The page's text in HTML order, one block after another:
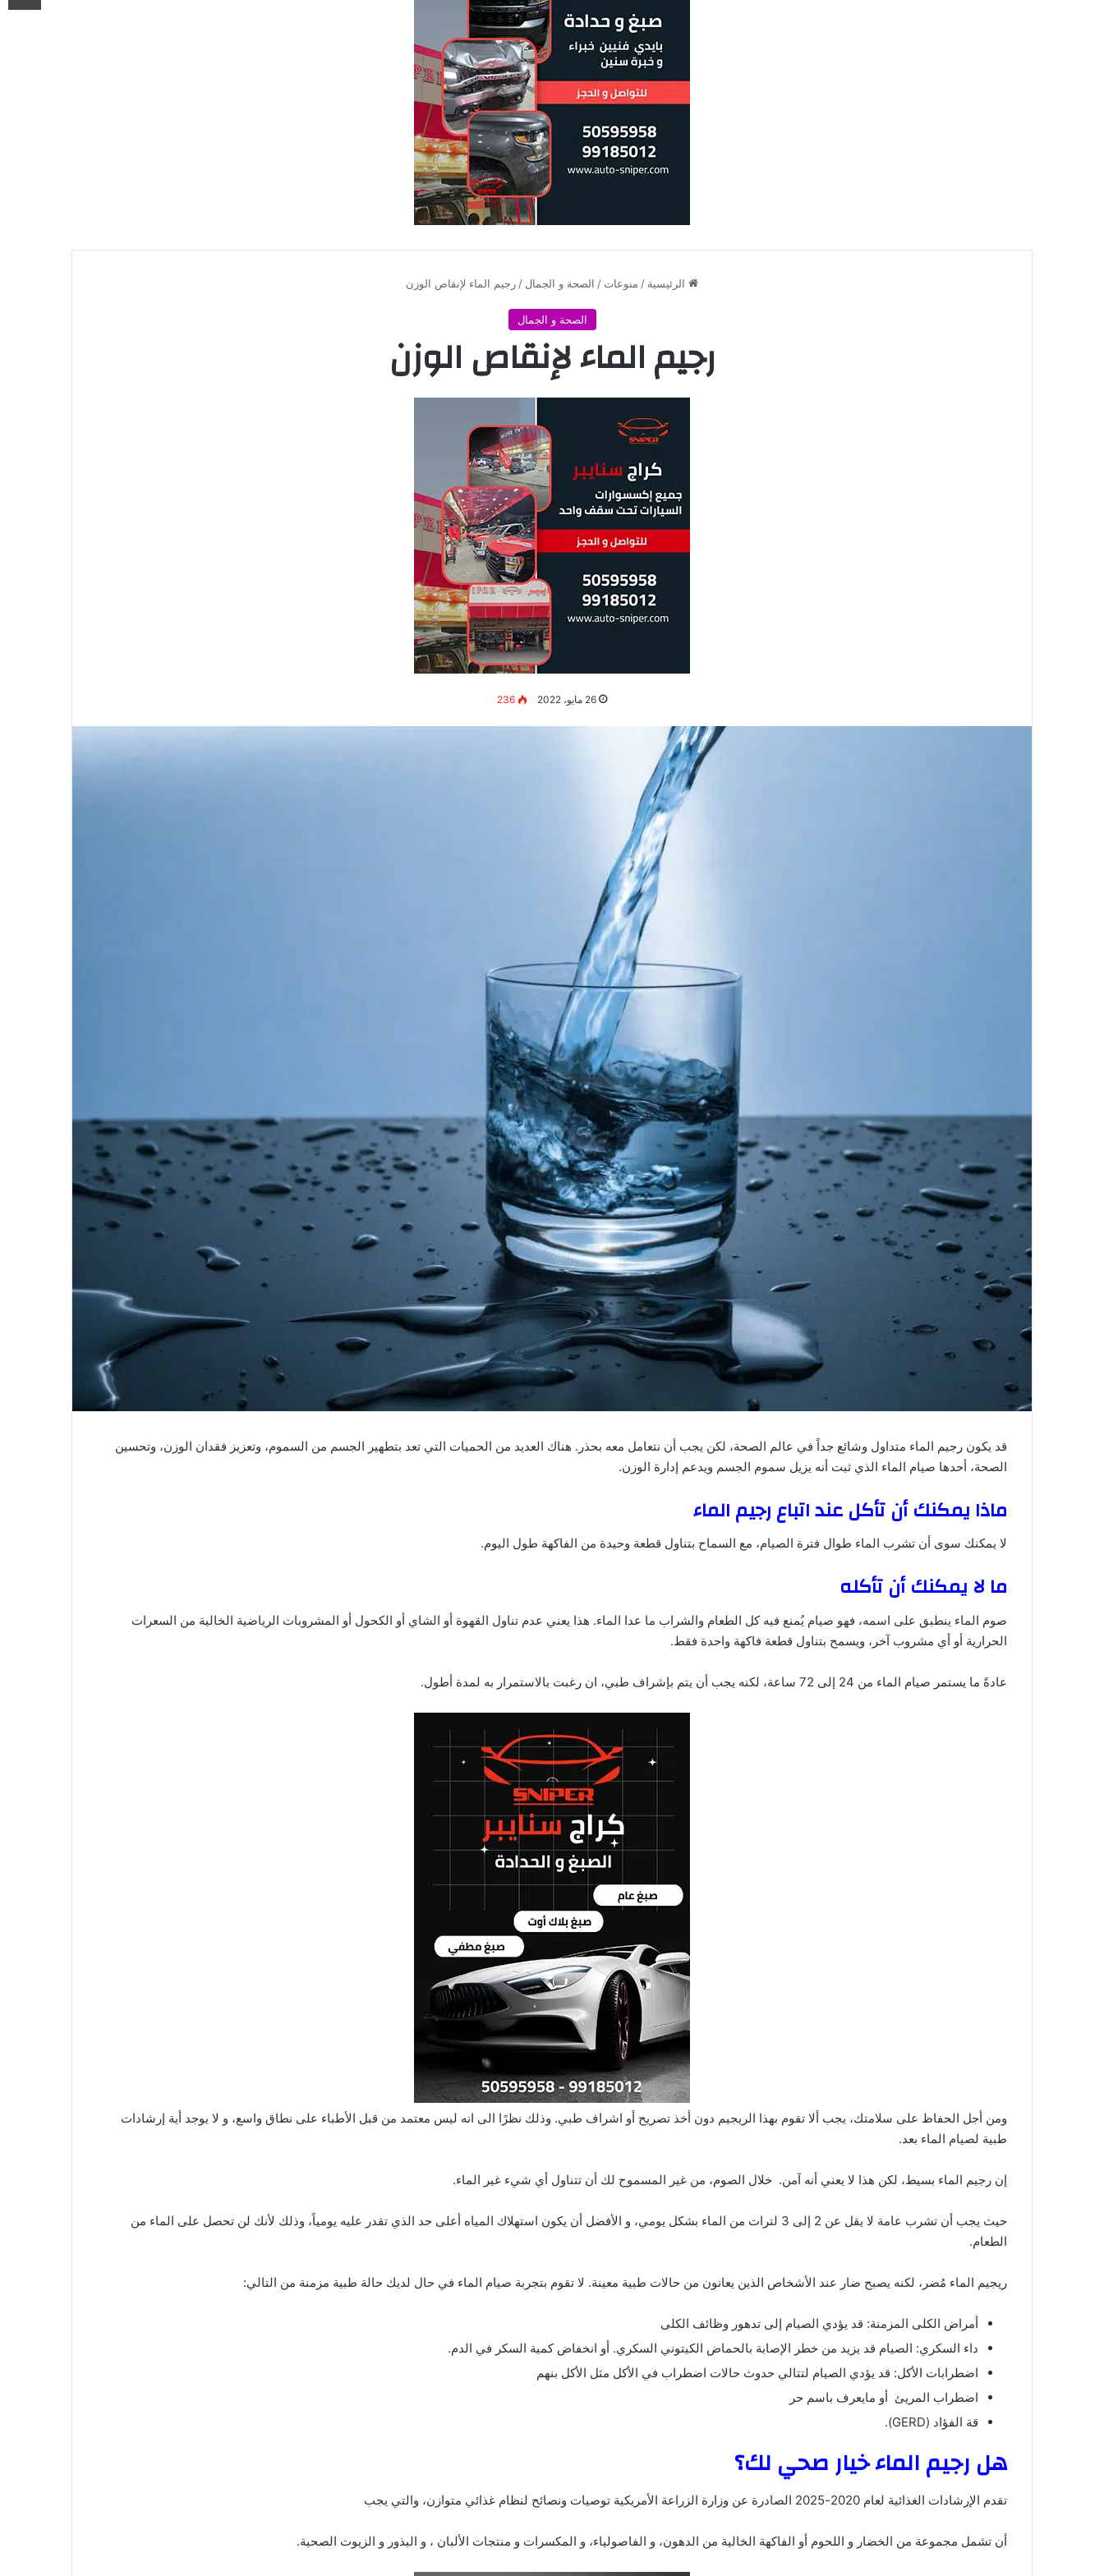
الرئيسية / منوعات / الصحة و الجمال / رجيم الماء لإنقاص الوزن
الصحة و الجمال
رجيم الماء لإنقاص الوزن
26 مايو، 2022 236
قد يكون رجيم الماء متداول وشائع جداً في عالم الصحة، لكن يجب أن نتعامل معه بحذر. هناك العديد من الحميات التي تعد بتطهير الجسم من السموم، وتعزيز فقدان الوزن، وتحسين
الصحة، أحدها صيام الماء الذي ثبت أنه يزيل سموم الجسم ويدعم إدارة الوزن.
ماذا يمكنك أن تأكل عند اتباع رجيم الماء
لا يمكنك سوى أن تشرب الماء طوال فترة الصيام، مع السماح بتناول قطعة وحيدة من الفاكهة طول اليوم.
ما لا يمكنك أن تأكله
صوم الماء ينطبق على اسمه، فهو صيام يُمنع فيه كل الطعام والشراب ما عدا الماء. هذا يعني عدم تناول القهوة أو الشاي أو الكحول أو المشروبات الرياضية الخالية من السعرات
الحرارية أو أي مشروب آخر، ويسمح بتناول قطعة فاكهة واحدة فقط.
عادةً ما يستمر صيام الماء من 24 إلى 72 ساعة، لكنه يجب أن يتم بإشراف طبي، ان رغبت بالاستمرار به لمدة أطول.
ومن أجل الحفاظ على سلامتك، يجب ألا تقوم بهذا الريجيم دون أخذ تصريح أو اشراف طبي. وذلك نظرًا الى انه ليس معتمد من قبل الأطباء على نطاق واسع، و لا يوجد أية إرشادات
طبية لصيام الماء بعد.
إن رجيم الماء بسيط، لكن هذا لا يعني أنه آمن. خلال الصوم، من غير المسموح لك أن تتناول أي شيء غير الماء.
حيث يجب أن تشرب عامة لا يقل عن 2 إلى 3 لترات من الماء بشكل يومي، و الأفضل أن يكون استهلاك المياه أعلى حد الذي تقدر عليه يومياً، وذلك لأنك لن تحصل على الماء من
الطعام.
ريجيم الماء مُضر، لكنه يصبح ضار عند الأشخاص الذين يعانون من حالات طبية معينة. لا تقوم بتجربة صيام الماء في حال لديك حالة طبية مزمنة من التالي:
أمراض الكلى المزمنة: قد يؤدي الصيام إلى تدهور وظائف الكلى
داء السكري: الصيام قد يزيد من خطر الإصابة بالحماض الكيتوني السكري. أو انخفاض كمية السكر في الدم.
اضطرابات الأكل: قد يؤدي الصيام لتتالي حدوث حالات اضطراب في الأكل مثل الأكل بنهم
اضطراب المريئ أو مايعرف باسم حر
قة الفؤاد (GERD).
هل رجيم الماء خيار صحي لك؟
تقدم الإرشادات الغذائية لعام 2020-2025 الصادرة عن وزارة الزراعة الأمريكية توصيات ونصائح لنظام غذائي متوازن، والتي يجب
أن تشمل مجموعة من الخضار و اللحوم أو الفاكهة الخالية من الدهون، و الفاصولياء، و المكسرات و منتجات الألبان ، و البذور و الزيوت الصحية.